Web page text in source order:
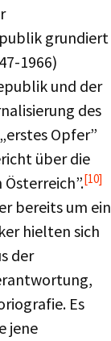
grundiert
1966)
und der
des
Opfer”
über die
[10]
bereits um ein
hielten sich
der
Es
jene